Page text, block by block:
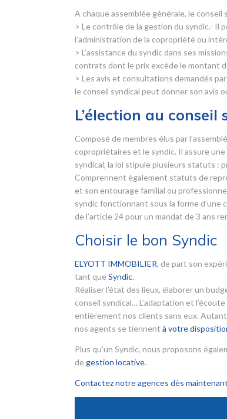
A chaque assemblée générale, le
> Le contrôle de la gestion du syndic.-
l’administration de la copropriété ou
> L’assistance du syndic dans ses
contrats dont le prix excède le montant
> Les avis et consultations demandés
le conseil syndical peut donner son avis
L’élection au conseil
Composé de membres élus par
copropriétaires et le syndic. Il assure
syndical, la loi stipule plusieurs statuts :
Comprennent également statuts de
et son entourage familial ou
syndic fonctionnant sous la forme d’une
de l’article 24 pour un mandat de 3 ans
Choisir le bon Syndic
ELYOTT IMMOBILIER, de part son
tant que Syndic.
Réaliser l’état des lieux, élaborer un
conseil syndical… L’adaptation et
entièrement nos clients sans eux.
nos agents se tiennent à votre
Plus qu’un Syndic, nous proposons
de gestion locative.
Contactez notre agences dès